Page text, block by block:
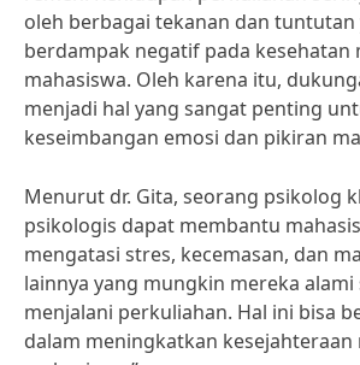
oleh berbagai tekanan dan tuntutan
berdampak negatif pada kesehatan
mahasiswa. Oleh karena itu,
menjadi hal yang sangat penting
keseimbangan emosi dan pikiran
Menurut dr. Gita, seorang psikolog
psikologis dapat membantu
mengatasi stres, kecemasan, dan
lainnya yang mungkin mereka alami
menjalani perkuliahan. Hal ini bisa
dalam meningkatkan kesejahteraan